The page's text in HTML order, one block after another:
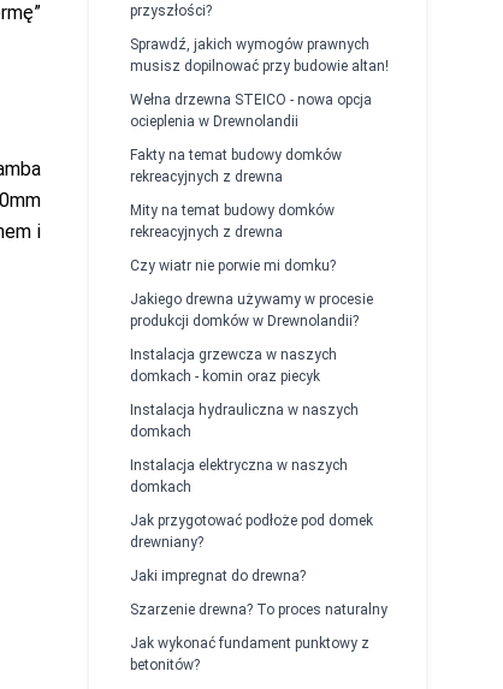
i
przyszłości?
Sprawdź, jakich wymogów prawnych
musisz dopilnować przy budowie altan!
Wełna drzewna STEICO - nowa opcja
ocieplenia w Drewnolandii
Fakty na temat budowy domków
rekreacyjnych z drewna
Mity na temat budowy domków
rekreacyjnych z drewna
Czy wiatr nie porwie mi domku?
Jakiego drewna używamy w procesie
produkcji domków w Drewnolandii?
Instalacja grzewcza w naszych
domkach - komin oraz piecyk
Instalacja hydrauliczna w naszych
domkach
Instalacja elektryczna w naszych
domkach
Jak przygotować podłoże pod domek
drewniany?
Jaki impregnat do drewna?
Szarzenie drewna? To proces naturalny
Jak wykonać fundament punktowy z
betonitów?